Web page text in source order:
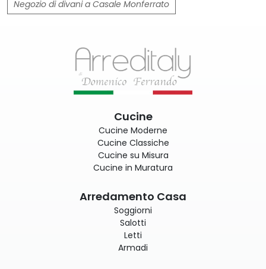
Negozio di divani a Casale Monferrato
Cucine
Cucine Moderne
Cucine Classiche
Cucine su Misura
Cucine in Muratura
Arredamento Casa
Soggiorni
Salotti
Letti
Armadi